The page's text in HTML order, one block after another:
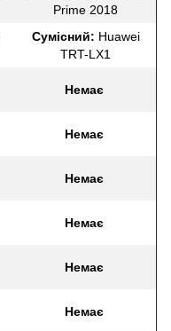
Prime 2018
Сумісний: Huawei
TRT-LX1
Немає
Немає
Немає
Немає
Немає
Немає